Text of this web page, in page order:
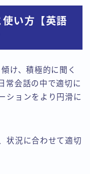
い方【英語
け、積極的に聞く
常会話の中で適切に
ションをより円滑に
状況に合わせて適切